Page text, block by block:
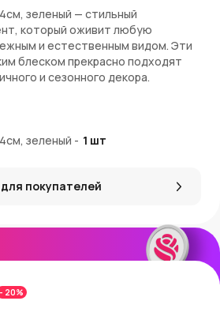
- 20%
зеленый — стильный
который оживит любую
и естественным видом. Эти
блеском прекрасно подходят
и сезонного декора.
пластика, обеспечивающего их
им изысканного сияния,
материала гарантирует удобство
интерьера
станут идеальным
Их универсальный цвет и
их с различными
зеленый - 1 шт
покупателей